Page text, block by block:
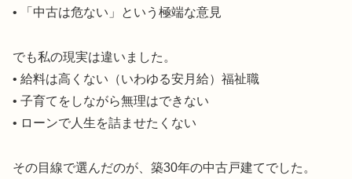
• 「中古は危ない」という極端な意見
でも私の現実は違いました。
• 給料は高くない（いわゆる安月給）福祉職
• 子育てをしながら無理はできない
• ローンで人生を詰ませたくない
その目線で選んだのが、築30年の中古戸建てでした。